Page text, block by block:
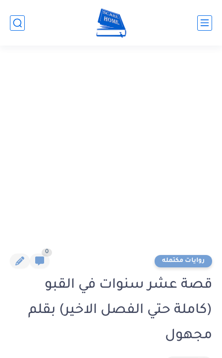
روايات مكتمله
0
قصة عشر سنوات في القبو
(كاملة حتي الفصل الاخير) بقلم
مجهول